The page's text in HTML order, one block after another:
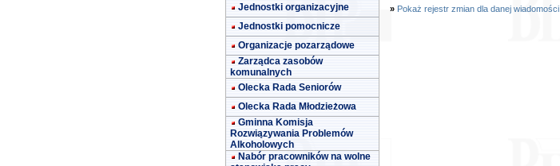
Jednostki organizacyjne
Jednostki pomocnicze
Organizacje pozarządowe
Zarządca zasobów
komunalnych
Olecka Rada Seniorów
Olecka Rada Młodzieżowa
Gminna Komisja
Rozwiązywania Problemów
Alkoholowych
Nabór pracowników na wolne
» Pokaż rejestr zmian dla danej wiadomości